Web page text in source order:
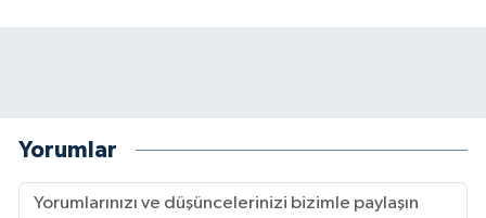
Yorumlar